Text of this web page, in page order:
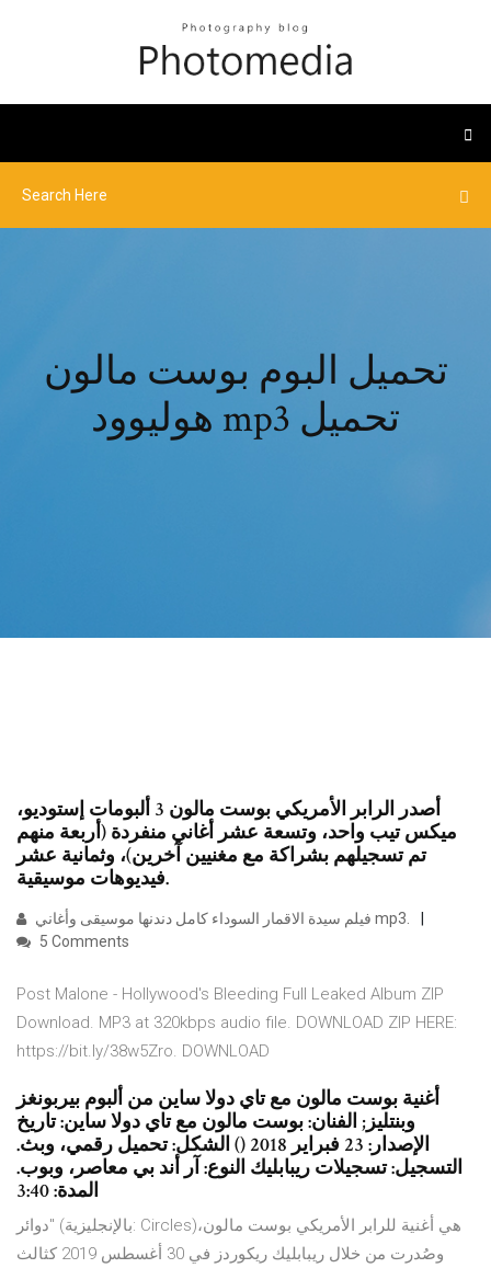
تحميل البوم بوست مالون
هوليوود mp3 تحميل
أصدر الرابر الأمريكي بوست مالون 3 ألبومات إستوديو،
ميكس تيب واحد، وتسعة عشر أغاني منفردة (أربعة منهم
تم تسجيلهم بشراكة مع مغنيين آخرين)، وثمانية عشر
فيديوهات موسيقية.
فيلم سيدة الاقمار السوداء كامل دندنها موسيقى وأغاني mp3.
5 Comments
Post Malone - Hollywood's Bleeding Full Leaked Album ZIP
Download. MP3 at 320kbps audio file. DOWNLOAD ZIP HERE:
https://bit.ly/38w5Zro. DOWNLOAD
أغنية بوست مالون مع تاي دولا ساين من ألبوم بيربونغز
وبنتليز; الفنان: بوست مالون مع تاي دولا ساين: تاريخ
الإصدار: 23 فبراير 2018 () الشكل: تحميل رقمي، وبث.
التسجيل: تسجيلات ريبابليك النوع: آر أند بي معاصر، وبوب.
المدة: 3:40
دوائر" (بالإنجليزية: Circles)‏ هي أغنية للرابر الأمريكي بوست مالون،
وصُدرت من خلال ريبابليك ريكوردز في 30 أغسطس 2019 كثالث